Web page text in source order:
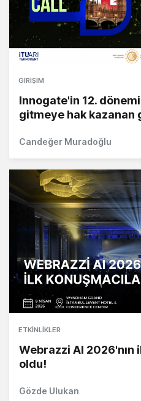
GIRIŞIM
Innogate'in 12.
gitmeye hak kazanan
Candeğer Muradoğlu
ETKINLIKLER
Webrazzi AI 2026'nın
oldu!
Gözde Ulukan